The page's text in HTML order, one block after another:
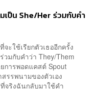
เป็น She/Her ร่วมกับคำ
ะใช้เรียกตัวเธออีกครั้ง
วมกับคำว่า They/Them
การพอดแคสต์ Spout
สรรพนามของตัวเอง
จริงฉันกลับมาใช้คำ